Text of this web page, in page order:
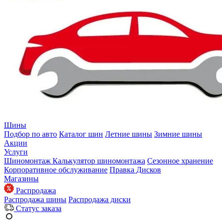
Шины
Подбор по авто Каталог шин Летние шины Зимние шины
Акции
Услуги
Шиномонтаж Калькулятор шиномонтажа Сезонное хранение
Корпоративное обслуживание Правка Дисков
Магазины
Распродажа
Распродажа шины Распродажа диски
Статус заказа